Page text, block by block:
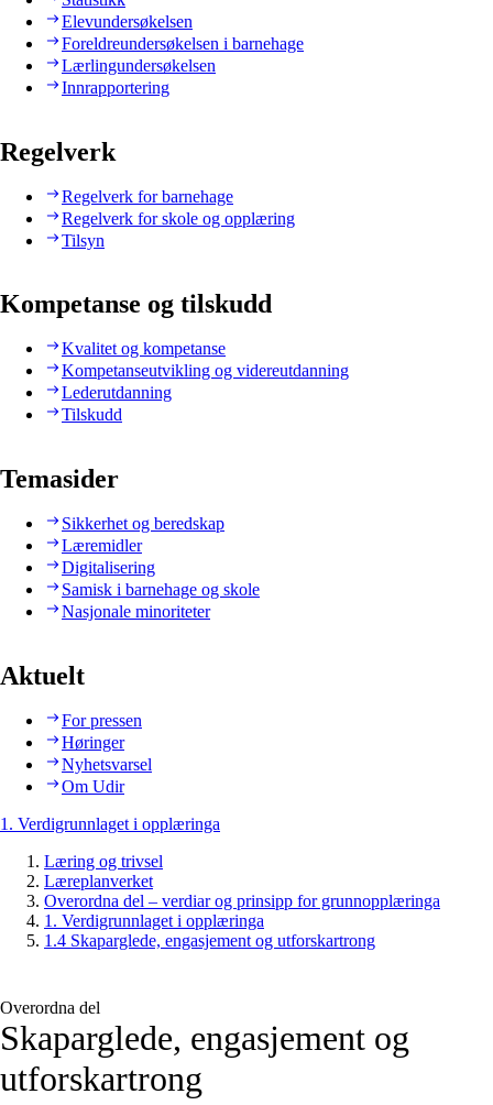
Elevundersøkelsen
Foreldreundersøkelsen i barnehage
Lærlingundersøkelsen
Innrapportering
Regelverk
Regelverk for barnehage
Regelverk for skole og opplæring
Tilsyn
Kompetanse og tilskudd
Kvalitet og kompetanse
Kompetanseutvikling og videreutdanning
Lederutdanning
Tilskudd
Temasider
Sikkerhet og beredskap
Læremidler
Digitalisering
Samisk i barnehage og skole
Nasjonale minoriteter
Aktuelt
For pressen
Høringer
Nyhetsvarsel
Om Udir
1. Verdigrunnlaget i opplæringa
Læring og trivsel
Læreplanverket
Overordna del – verdiar og prinsipp for grunnopplæringa
1. Verdigrunnlaget i opplæringa
1.4 Skaparglede, engasjement og utforskartrong
Overordna del
Skaparglede, engasjement og
utforskartrong